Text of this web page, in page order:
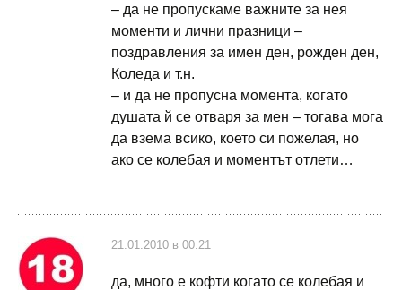
– да не пропускаме важните за нея
моменти и лични празници –
поздравления за имен ден, рожден ден,
Коледа и т.н.
– и да не пропусна момента, когато
душата й се отваря за мен – тогава мога
да взема всико, което си пожелая, но
ако се колебая и моментът отлети…
21.01.2010 в 00:21
да, много е кофти когато се колебая и